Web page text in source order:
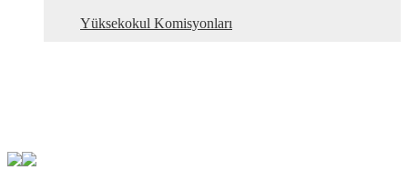
Yüksekokul Komisyonları